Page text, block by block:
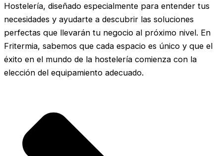
Hostelería, diseñado especialmente para entender tus
necesidades y ayudarte a descubrir las soluciones
perfectas que llevarán tu negocio al próximo nivel. En
Fritermia, sabemos que cada espacio es único y que el
éxito en el mundo de la hostelería comienza con la
elección del equipamiento adecuado.